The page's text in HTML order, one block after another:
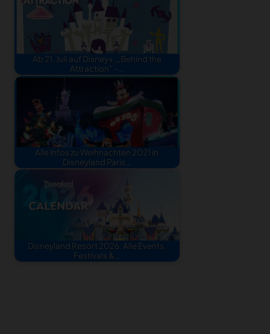
Ab 21. Juli auf Disney+: „Behind the
Attraction“ -…
Alle Infos zu Weihnachten 2021 in
Disneyland Paris…
Disneyland Resort 2026: Alle Events,
Festivals &…